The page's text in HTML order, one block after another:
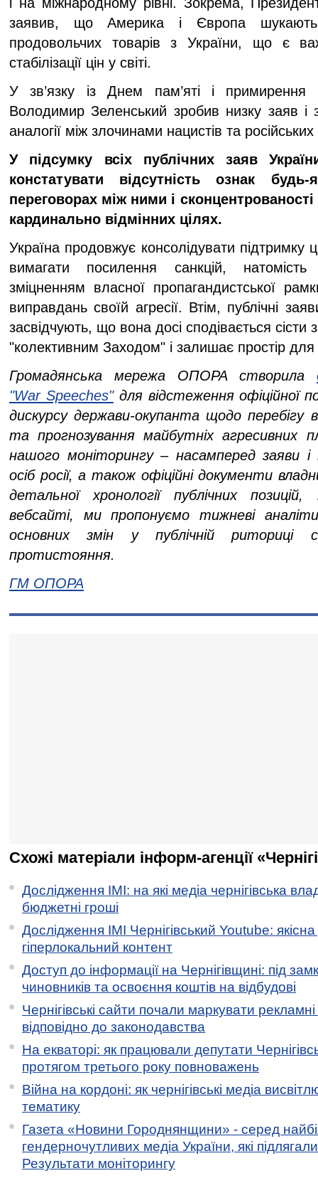
заявив, що Америка і Європа шукають
продовольчих товарів з України, що є
стабілізації цін у світі.
У зв’язку із Днем пам’яті і примирення
Володимир Зеленський зробив низку заяв і
аналогії між злочинами нацистів та
У підсумку всіх публічних заяв
констатувати відсутність ознак
переговорах між ними і
кардинально відмінних цілях.
Україна продовжує консолідувати підтримку
вимагати посилення санкцій, натомість
зміцненням власної пропагандистської
виправдань своїй агресії. Втім, публічні
засвідчують, що вона досі сподівається сісти
"колективним Заходом" і залишає простір
Громадянська мережа ОПОРА створила
"War Speeches"для відстеження офіційної
дискурсу держави-окупанта щодо перебігу
та прогнозування майбутніх агресивних
нашого моніторингу – насамперед заяви і
осіб росії, а також офіційні документи
детальної хронології публічних
вебсайті, ми пропонуємо тижневі
основних змін у публічній риториці
протистояння.
ГМ ОПОРА
Схожі матеріали інформ-агенції
Дослідження ІМІ: на які медіа чернігівська
бюджетні гроші
Дослідження ІМІ Чернігівський Youtube:
гіперлокальний контент
Доступ до інформації на Чернігівщині: під
чиновників та освоєння коштів на відбудові
Чернігівські сайти почали маркувати
відповідно до законодавства
На екваторі: як працювали депутати
протягом третього року повноважень
Війна на кордоні: як чернігівські медіа
тематику
Газета «Новини Городнянщини» - серед
гендерночутливих медіа України, які
Результати моніторингу